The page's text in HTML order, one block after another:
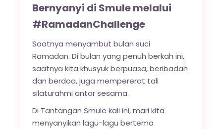
Bernyanyi di Smule melalui
#RamadanChallenge
Saatnya menyambut bulan suci
Ramadan. Di bulan yang penuh berkah ini,
saatnya kita khusyuk berpuasa, beribadah
dan berdoa, juga mempererat tali
silaturahmi antar sesama.
Di Tantangan Smule kali ini, mari kita
menyanyikan lagu-lagu bertema